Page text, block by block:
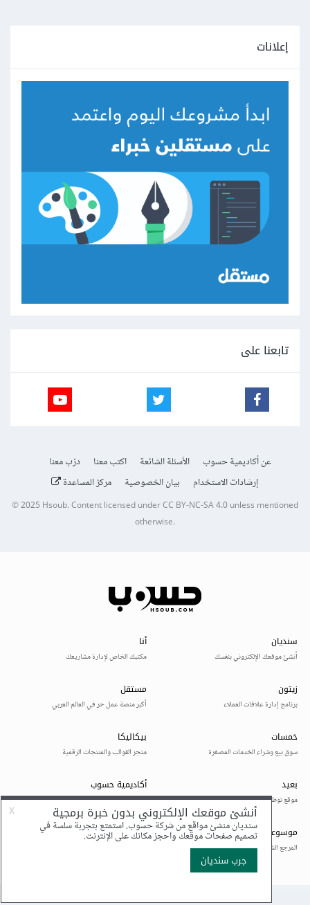
إعلانات
تابعنا على
عن أكاديمية حسوب الأسئلة الشائعة اكتب معنا
درّب معنا
إرشادات الاستخدام
بيان الخصوصية مركز المساعدة
© 2025Hsoub.Content licensed underCC BY-NC-SA 4.0unless mentioned
otherwise.